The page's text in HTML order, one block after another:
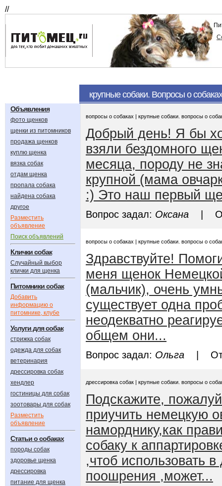
//
крупные собаки. Вопросы о собаках
Объявления
фото щенков
щенки из питомников
продажа щенков
куплю щенка
вязка собак
отдам щенка
пропала собака
найдена собака
другое
Разместить
объявление
Поиск объявлений
Клички собак
Случайный выбор
клички для щенка
Питомники собак
Добавить
информацию о
питомнике, клубе
Услуги для собак
стрижка собак
одежда для собак
ветеринария
дрессировка собак
хендлер
гостиницы для собак
зоотовары для собак
Разместить
объявление
Статьи о собаках
породы собак
здоровье щенка
дрессировка
питание для щенка
вопросы о собаках | крупные собаки. вопросы о
Добрый день! Я бы
взяли бездомного
месяца, породу не
крупной (мама
:) Это наш первый
Вопрос задал: Оксана |
вопросы о собаках | крупные собаки. вопросы о
Здравствуйте!
меня щенок
(мальчик), очень
существует одна
неодекватно
общем они...
Вопрос задал: Ольга |
дрессировка собак | крупные собаки. вопросы о
Подскажите,
приучить немецкую
наморднику,как
собаку к
,чтоб использовать
поошрения ,может...